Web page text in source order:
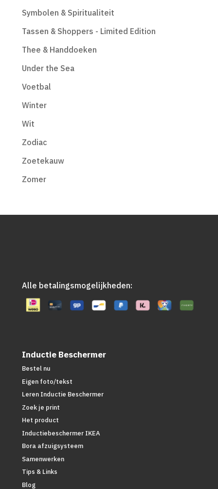
Symbolen & Spiritualiteit
Tassen & Shoppers - Limited Edition
Thee & Handdoeken
Under the Sea
Voetbal
Winter
Wit
Zodiac
Zoetekauw
Zomer
Alle betalingsmogelijkheden:
Inductie Beschermer
Bestel nu
Eigen foto/tekst
Leren Inductie Beschermer
Zoek je print
Het product
Inductiebeschermer IKEA
Bora afzuigsysteem
Samenwerken
Tips & Links
Blog